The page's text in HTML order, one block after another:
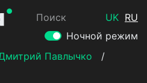
Поиск UK RU
Ночной режим
Павлычко
/